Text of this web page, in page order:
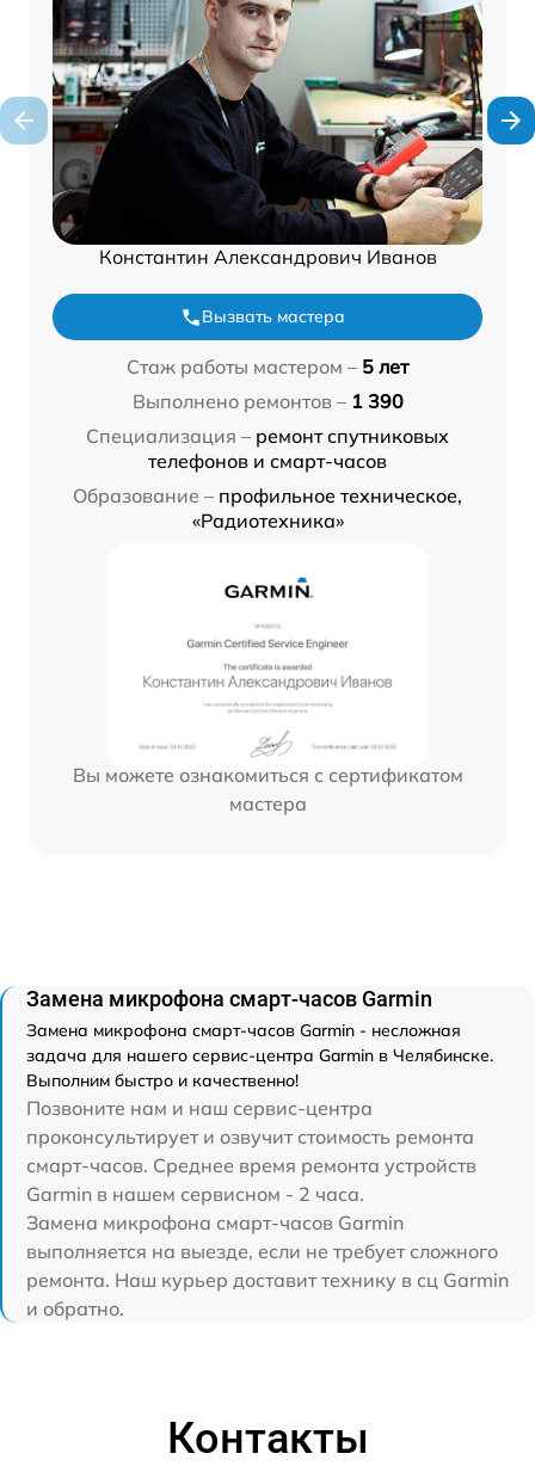
Константин Александрович Иванов
Вызвать мастера
Стаж работы мастером – 5 лет
Выполнено ремонтов – 1 390
Специализация – ремонт спутниковых
телефонов и смарт-часов
Образование – профильное техническое,
«Радиотехника»
Вы можете ознакомиться с сертификатом
мастера
Замена микрофона смарт-часов Garmin
Замена микрофона смарт-часов Garmin - несложная
задача для нашего сервис-центра Garmin в Челябинске.
Выполним быстро и качественно!
Позвоните нам и наш сервис-центра
проконсультирует и озвучит стоимость ремонта
смарт-часов. Среднее время ремонта устройств
Garmin в нашем сервисном - 2 часа.
Замена микрофона смарт-часов Garmin
выполняется на выезде, если не требует сложного
ремонта. Наш курьер доставит технику в сц Garmin
и обратно.
Контакты